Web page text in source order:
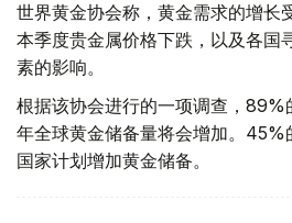
世界黄金协会称，黄金需求的增长
本季度贵金属价格下跌，以及各国
素的影响。
根据该协会进行的一项调查，89%
年全球黄金储备量将会增加。45%
国家计划增加黄金储备。